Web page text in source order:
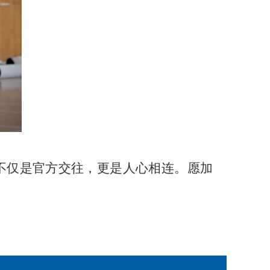
是官方交往，更是人心相连。愿加